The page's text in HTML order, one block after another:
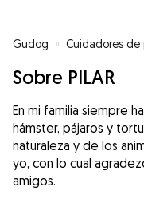
Gudog » Cuidadores de
Sobre PILAR
En mi familia siempre
hámster, pájaros y
naturaleza y de los
yo, con lo cual
amigos.